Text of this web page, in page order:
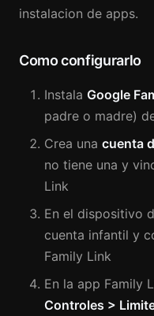
instalacion de apps.
Como configurarlo
Instala Google
padre o madre)
Crea una cuenta
no tiene una y
Link
En el dispositivo
cuenta infantil y
Family Link
En la app Family
Controles >